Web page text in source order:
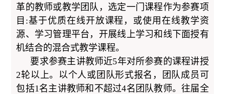
革的教师或教学团队，选定一门课程作为参赛项
目:基于优质在线开放课程，或使用在线教学资
源、学习管理平台，开展线上学习和线下面授有
机结合的混合式教学课程。
要求参赛主讲教师近5年对所参赛的课程讲授
2轮以上。以个人或团队形式报名，团队成员可
包括1名主讲教师和不超过4名团队教师。往届全